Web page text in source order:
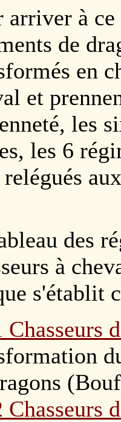
arriver à
de
en
et
les
les 6
des
à
s'établit
Chasseurs
Chasseurs